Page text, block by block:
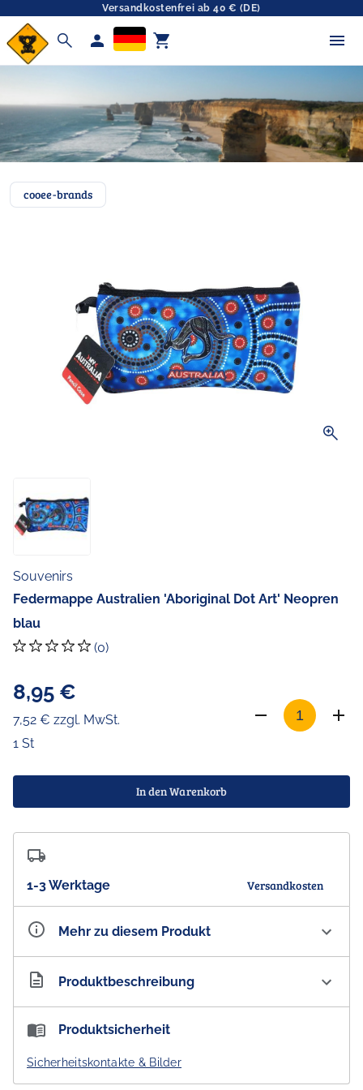
Versandkostenfrei ab 40 € (DE)
search person shopping_cart
cooee-brands
zoom_in
Souvenirs
Federmappe Australien 'Aboriginal Dot Art' Neopren
blau
(0)
8,95 €
7,52 € zzgl. MwSt.
1 St
In den Warenkorb
1-3 Werktage Versandkosten
Mehr zu diesem Produkt
Artikelnummer AU300103
Produktbeschreibung
Federmappe Australien - Aboriginal Dot Art Känguru
Produktsicherheit
Sicherheitskontakte & Bilder